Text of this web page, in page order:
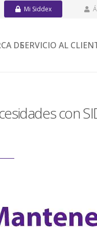
Mi Siddex
DESERVICIO AL
con